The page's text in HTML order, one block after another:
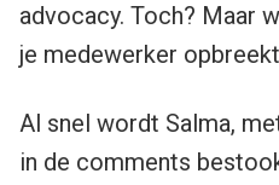
advocacy. Toch? Maar
je medewerker
Al snel wordt Salma,
in de comments